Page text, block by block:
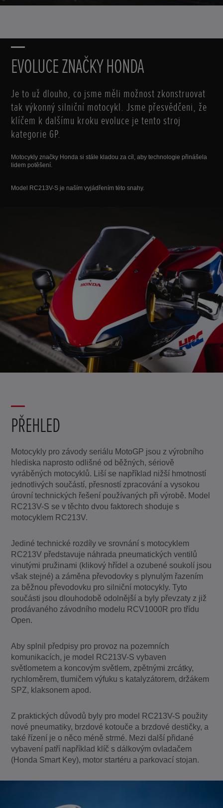
EVOLUCE ZNAČKY HONDA
Je to už dlouho, co jsme měli možnost zkonstruovat
tak výkonný silniční motocykl. Jsme přesvědčeni, že
klíčem k dalšímu kroku evoluce je tento stroj
kategorie GP.
Motocykly značky Honda si stále kladou za cíl, aby technologie přinášela
lidem potěšení.
Model RC213V-S je naším vyjádřením této snahy.
PŘEHLED
Motocykly pro závody seriálu MotoGP jsou z výrobního
hlediska naprosto odlišné od běžných, sériově
vyráběných motocyklů. Liší se například nižší hmotností
jednotlivých součástí, přesností zpracování a vysokou
úrovní technických řešení používaných při výrobě. Model
RC213V-S se v těchto dvou faktorech shoduje s
motocyklem RC213V.
Jediné technické rozdíly ve srovnání s motocyklem
RC213V představuje náhrada pneumatických ventilů
vinutými pružinami (klikový hřídel a ozubené soukolí jsou
však stejné) a záměna převodovky s plynulým řazením
za běžnou převodovku pro silniční motocykly. Tyto
součásti jsou dlouhodobě odolnější a byly převzaty z již
prodávaného závodního modelu RCV1000R pro třídu
Open.
Aby splnil předpisy pro provoz na pozemních
komunikacích, je model RC213V-S vybaven
světlometem a koncovým světlem, zpětnými zrcátky,
rychloměrem, tlumičem výfuku s katalyzátorem, držákem
SPZ, klaksonem apod.
Z praktických důvodů byly pro model RC213V-S použity
nové pneumatiky, brzdové kotouče a brzdové destičky, a
také řízení je o něco méně strmé. Mezi další přidané
vybavení patří například klíč s dálkovým ovladačem
(Honda Smart Key), motor startéru a parkovací stojan.